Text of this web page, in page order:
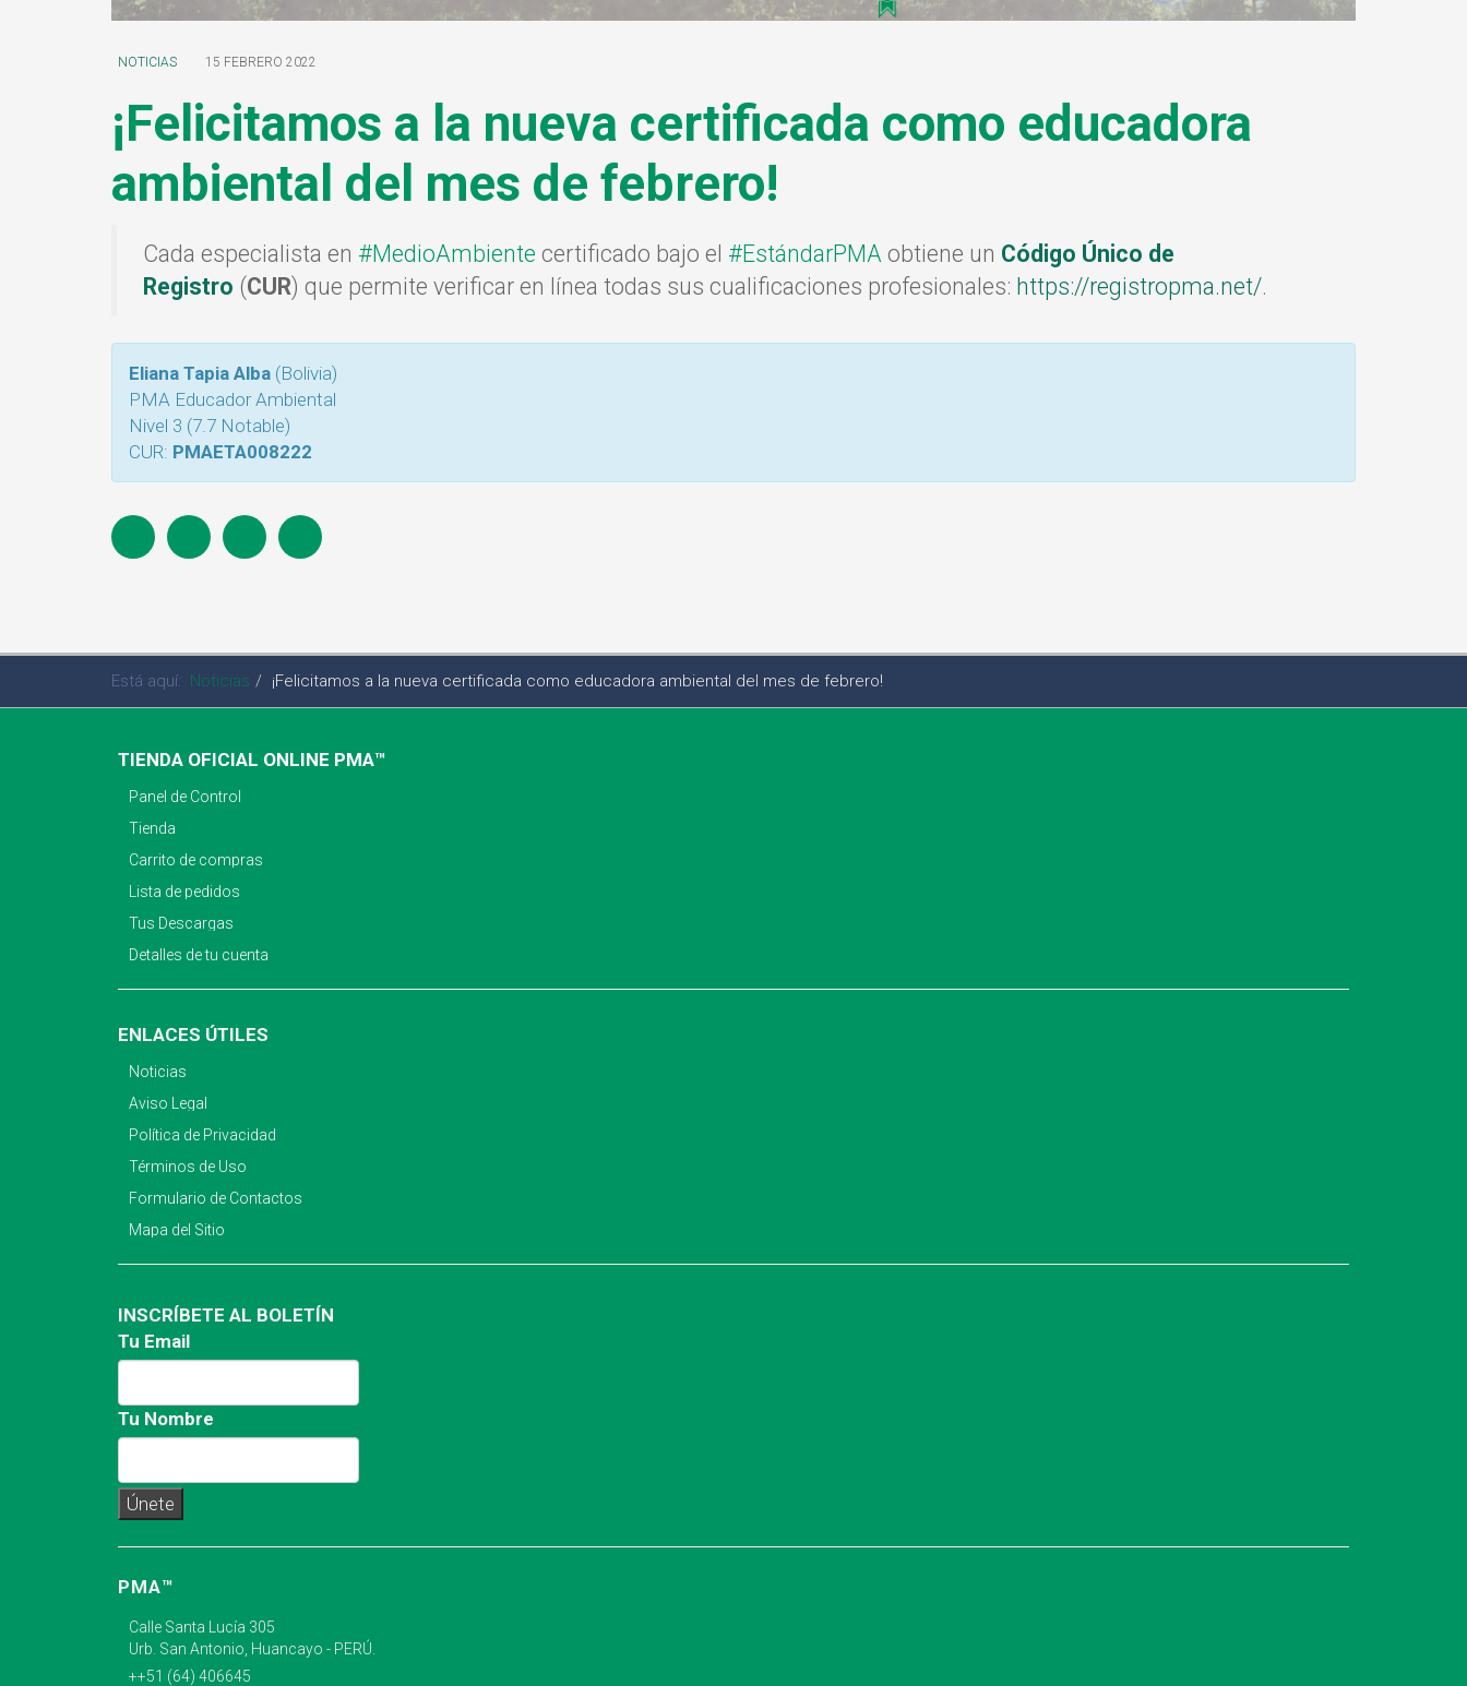
NOTICIAS 15 FEBRERO 2022
¡Felicitamos a la nueva certificada como educadora
ambiental del mes de febrero!
Cada especialista en #MedioAmbiente certificado bajo el #EstándarPMA obtiene un Código Único de
Registro (CUR) que permite verificar en línea todas sus cualificaciones profesionales: https://registropma.net/.
Eliana Tapia Alba (Bolivia)
PMA Educador Ambiental
Nivel 3 (7.7 Notable)
CUR: PMAETA008222
Está aquí: Noticias ¡Felicitamos a la nueva certificada como educadora ambiental del mes de febrero!
TIENDA OFICIAL ONLINE PMA™
Panel de Control
Tienda
Carrito de compras
Lista de pedidos
Tus Descargas
Detalles de tu cuenta
ENLACES ÚTILES
Noticias
Aviso Legal
Política de Privacidad
Términos de Uso
Formulario de Contactos
Mapa del Sitio
INSCRÍBETE AL BOLETÍN
Tu Email
Tu Nombre
PMA™
Calle Santa Lucía 305
Urb. San Antonio, Huancayo - PERÚ.
++51 (64) 406645